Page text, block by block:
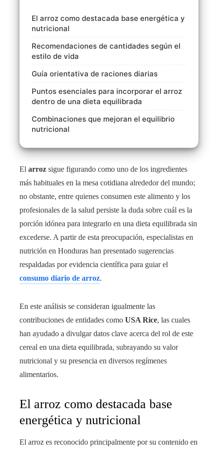
El arroz como destacada base energética y
nutricional
Recomendaciones de cantidades según el
estilo de vida
Guía orientativa de raciones diarias
Puntos esenciales para incorporar el arroz
dentro de una dieta equilibrada
Combinaciones que mejoran el equilibrio
nutricional
El arroz sigue figurando como uno de los ingredientes
más habituales en la mesa cotidiana alrededor del mundo;
no obstante, entre quienes consumen este alimento y los
profesionales de la salud persiste la duda sobre cuál es la
porción idónea para integrarlo en una dieta equilibrada sin
excederse. A partir de esta preocupación, especialistas en
nutrición en Honduras han presentado sugerencias
respaldadas por evidencia científica para guiar el
consumo diario de arroz.
En este análisis se consideran igualmente las
contribuciones de entidades como USA Rice, las cuales
han ayudado a divulgar datos clave acerca del rol de este
cereal en una dieta equilibrada, subrayando su valor
nutricional y su presencia en diversos regímenes
alimentarios.
El arroz como destacada base
energética y nutricional
El arroz es reconocido principalmente por su contenido en